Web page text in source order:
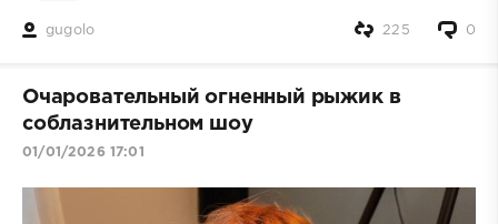
gugolo 0
225
Очаровательный огненный рыжик в
соблазнительном шоу
01/01/2026 17:01